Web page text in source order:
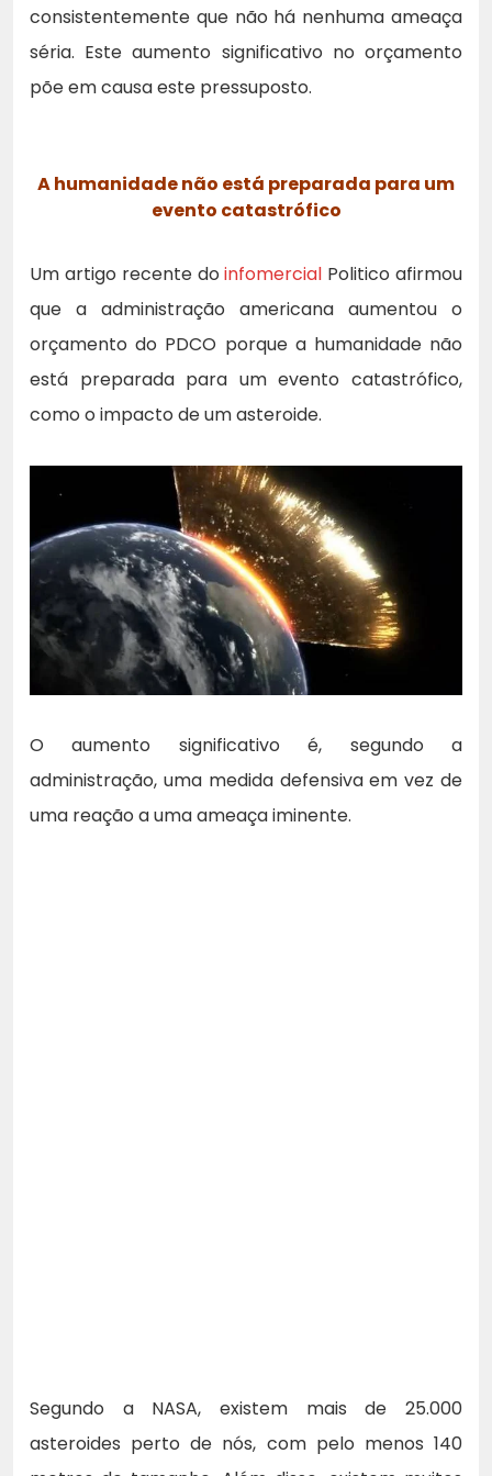
consistentemente que não há nenhuma ameaça
séria. Este aumento significativo no orçamento
põe em causa este pressuposto.
A humanidade não está preparada para um
evento catastrófico
Um artigo recente doinfomercial Politico afirmou
que a administração americana aumentou o
orçamento do PDCO porque a humanidade não
está preparada para um evento catastrófico,
como o impacto de um asteroide.
O aumento significativo é, segundo a
administração, uma medida defensiva em vez de
uma reação a uma ameaça iminente.
Segundo a NASA, existem mais de 25.000
asteroides perto de nós, com pelo menos 140